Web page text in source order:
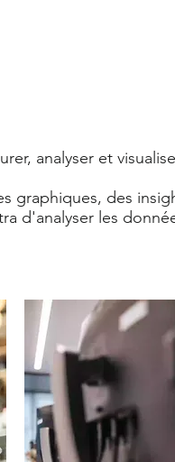
analyser et
graphiques, des
d'analyser les